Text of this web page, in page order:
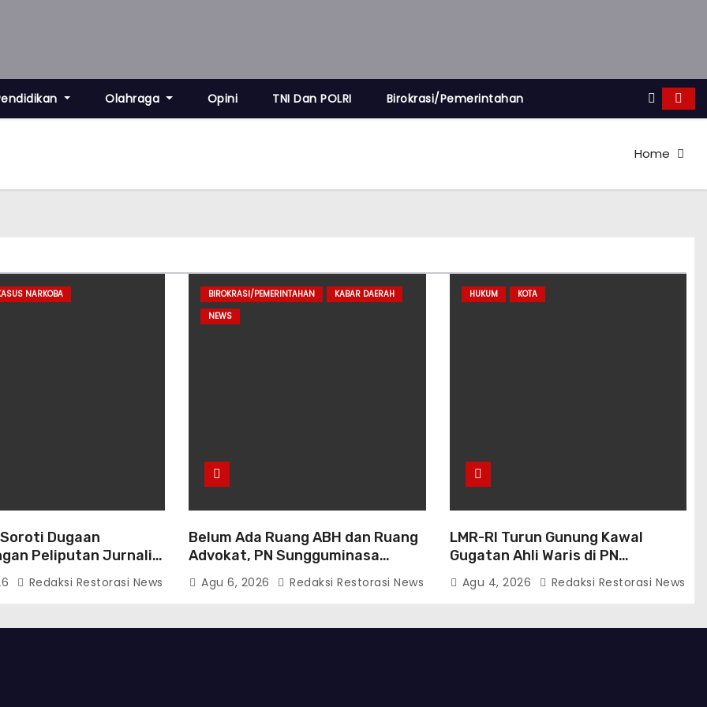
Olahraga Opini TNI Dan POLRI Birokrasi/Pemerintahan
Home
NARKOBA
Dugaan
Peliputan Jurnalis,
dan Penguatan
Pers
Redaksi Restorasi News
BIROKRASI/PEMERINTAHAN
KABAR DAERAH
NEWS
Belum Ada Ruang ABH dan Ruang
Advokat, PN Sungguminasa
Diminta Benahi Pelayanan Publik
Agu 6, 2026 Redaksi Restorasi News
HUKUM KOTA
LMR-RI Turun Gunung Kawal
Gugatan Ahli Waris di PN
Makassar, Humas Buka Tahapan
Persidangan
Agu 4, 2026 Redaksi Restorasi News